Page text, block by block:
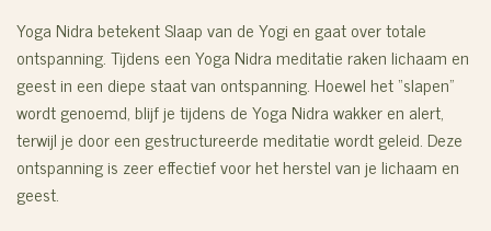
Yoga Nidra betekent Slaap van de Yogi en gaat over totale
ontspanning. Tijdens een Yoga Nidra meditatie raken lichaam en
geest in een diepe staat van ontspanning. Hoewel het “slapen”
wordt genoemd, blijf je tijdens de Yoga Nidra wakker en alert,
terwijl je door een gestructureerde meditatie wordt geleid. Deze
ontspanning is zeer effectief voor het herstel van je lichaam en
geest.